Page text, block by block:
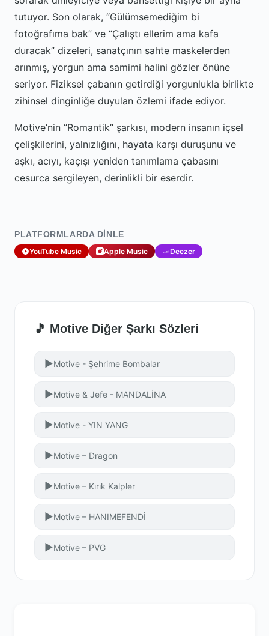
tutuyor. Son olarak, “Gülümsemediğim bi
fotoğrafıma bak” ve “Çalıştı ellerim ama kafa
duracak” dizeleri, sanatçının sahte maskelerden
arınmış, yorgun ama samimi halini gözler önüne
seriyor. Fiziksel çabanın getirdiği yorgunlukla birlikte
zihinsel dinginliğe duyulan özlemi ifade ediyor.
Motive’nin “Romantik” şarkısı, modern insanın içsel
çelişkilerini, yalnızlığını, hayata karşı duruşunu ve
aşkı, acıyı, kaçışı yeniden tanımlama çabasını
cesurca sergileyen, derinlikli bir eserdir.
PLATFORMLARDA DINLE
YouTube Music Apple Music Deezer
🎵 Motive Diğer Şarkı Sözleri
▶Motive - Şehrime Bombalar
▶Motive & Jefe - MANDALİNA
▶Motive - YIN YANG
▶Motive – Dragon
▶Motive – Kırık Kalpler
▶Motive – HANIMEFENDİ
▶Motive – PVG